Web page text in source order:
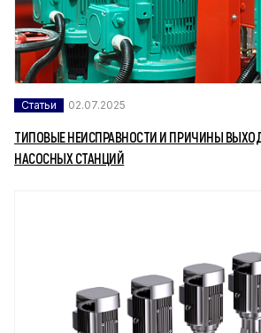
Статьи 02.07.2025
ТИПОВЫЕ НЕИСПРАВНОСТИ И ПРИЧИНЫ
НАСОСНЫХ СТАНЦИЙ